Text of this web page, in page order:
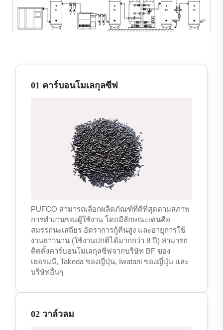
01 คาร์บอนโมเลกุลซีฟ
PUFCO สามารถเลือกผลิตภัณฑ์ที่ดีที่สุดตามสภาพ
การทำงานของผู้ใช้งาน โดยมีลักษณะเด่นคือ
สมรรถนะเสถียร อัตราการกู้คืนสูง และอายุการใช้
งานยาวนาน (ใช้งานปกติได้มากกว่า 8 ปี) สามารถ
ติดตั้งคาร์บอนโมเลกุลซีฟจากบริษัท BF ของ
เยอรมนี, Takeda ของญี่ปุ่น, Iwatani ของญี่ปุ่น และ
บริษัทอื่นๆ
02 วาล์วลม